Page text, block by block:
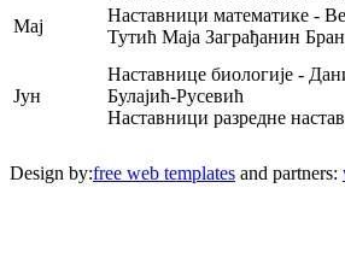
Мај
Наставници математике -
Тутић Маја Заграђанин
Јун
Наставнице биологије -
Булајић-Русевић
Наставници разредне
Design by:free web templates and partners: